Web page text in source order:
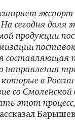
экспорт
сегодня доля
продукции
составляющая
направления
в
со
этот